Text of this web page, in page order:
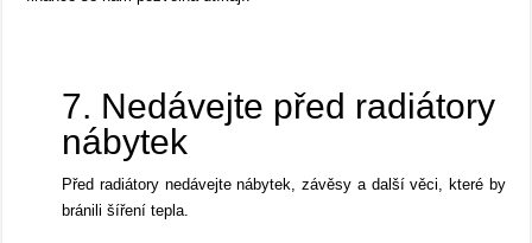
7. Nedávejte před radiátory
nábytek
Před radiátory nedávejte nábytek, závěsy a další věci, které by
bránili šíření tepla.